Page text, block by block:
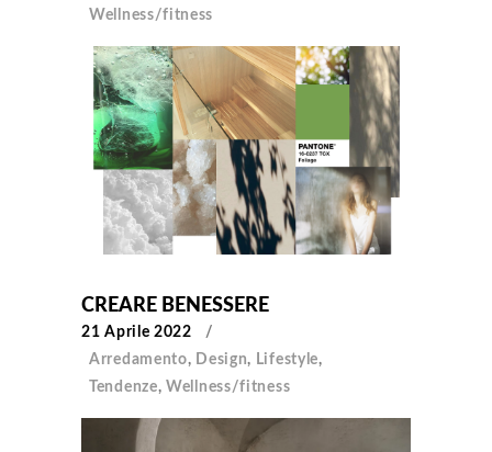
Wellness/fitness
CREARE BENESSERE
21 Aprile 2022
Arredamento, Design, Lifestyle,
Tendenze, Wellness/fitness